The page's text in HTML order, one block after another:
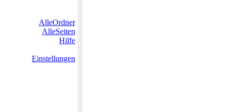
AlleOrdner
AlleSeiten
Hilfe
Einstellungen